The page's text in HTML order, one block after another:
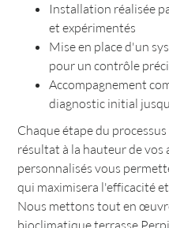
Installation réalisée
et expérimentés
Mise en place d'un
pour un contrôle
Accompagnement
diagnostic initial
Chaque étape du
résultat à la hauteur de vos
personnalisés vous
qui maximisera l'efficacité
Nous mettons tout en
bioclimatique terrasse